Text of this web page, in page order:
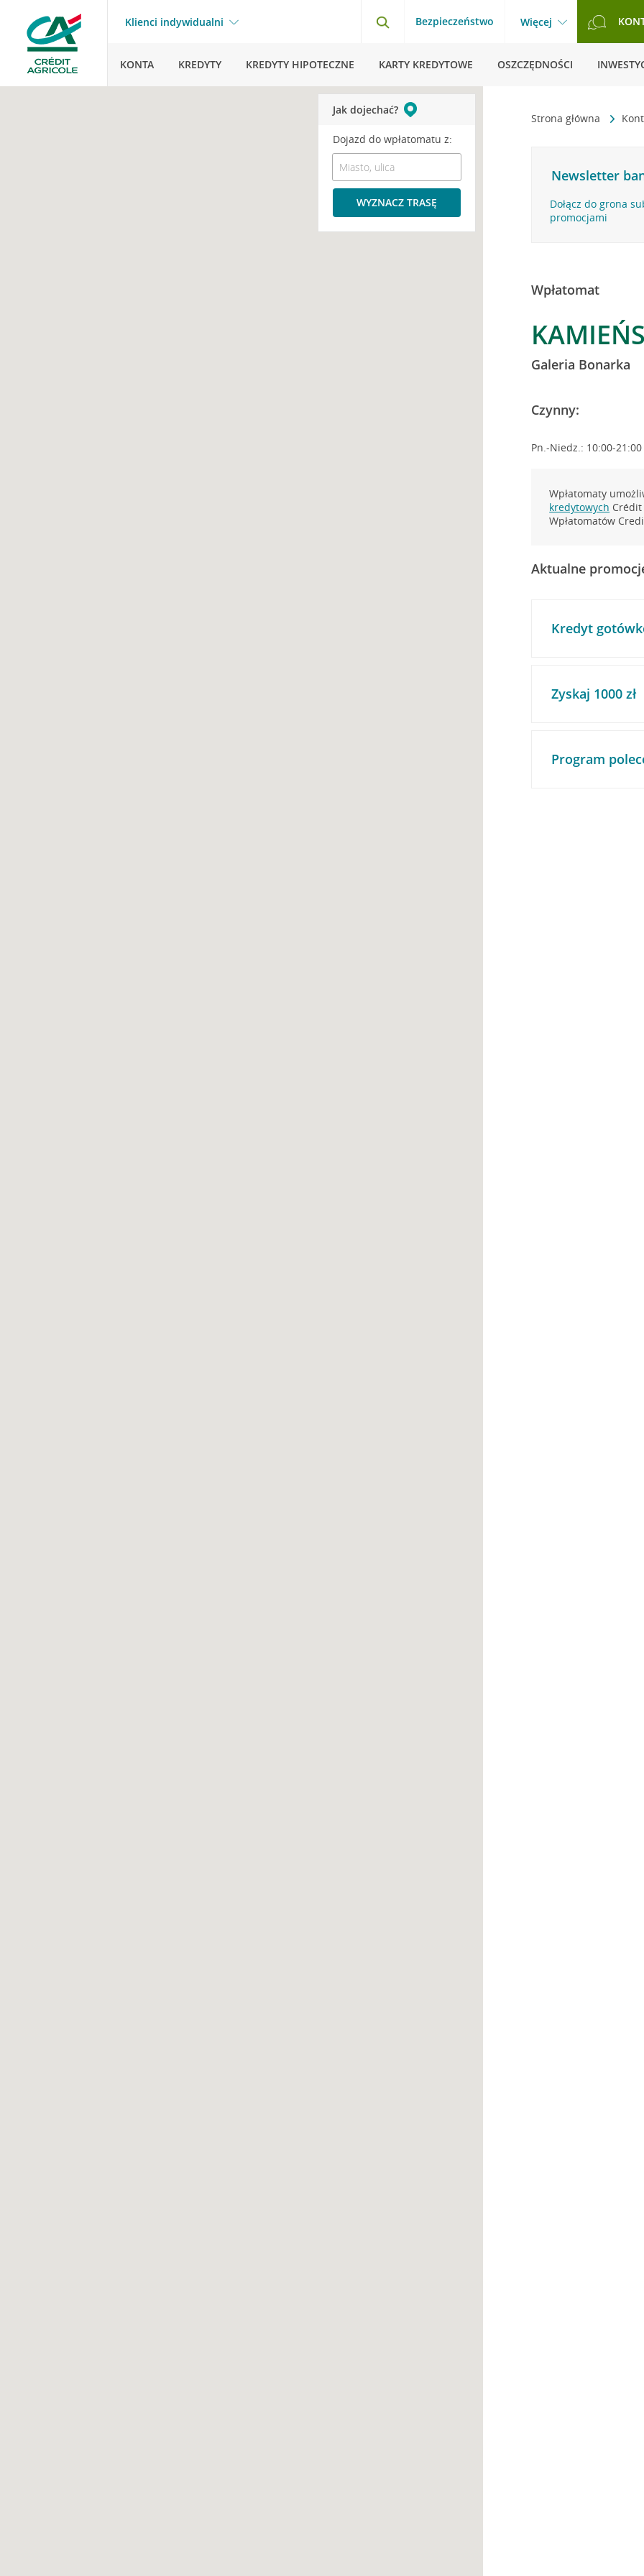
Klienci indywidualni Bezpieczeństwo Więcej
KONTA KREDYTY KREDYTY HIPOTECZNE KARTY KREDYTOWE OSZCZĘDNOŚCI
Strona główna
Newsletter
Dołącz do grona
promocjami
Wpłatomat
Galeria Bonarka
Czynny:
Pn.-Niedz.: 10:00-21:00
Wpłatomaty
kredytowych
Wpłatomatów
Aktualne
Kredyt
Zyskaj 1000 zł
Program
Jak dojechać?
Dojazd do wpłatomatu z:
WYZNACZ TRASĘ